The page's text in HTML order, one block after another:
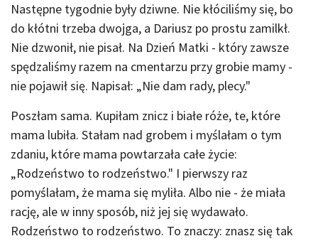
Następne tygodnie były dziwne. Nie kłóciliśmy się, bo
do kłótni trzeba dwojga, a Dariusz po prostu zamilkł.
Nie dzwonił, nie pisał. Na Dzień Matki - który zawsze
spędzaliśmy razem na cmentarzu przy grobie mamy -
nie pojawił się. Napisał: „Nie dam rady, plecy."
Poszłam sama. Kupiłam znicz i białe róże, te, które
mama lubiła. Stałam nad grobem i myślałam o tym
zdaniu, które mama powtarzała całe życie:
„Rodzeństwo to rodzeństwo." I pierwszy raz
pomyślałam, że mama się myliła. Albo nie - że miała
rację, ale w inny sposób, niż jej się wydawało.
Rodzeństwo to rodzeństwo. To znaczy: znasz się tak